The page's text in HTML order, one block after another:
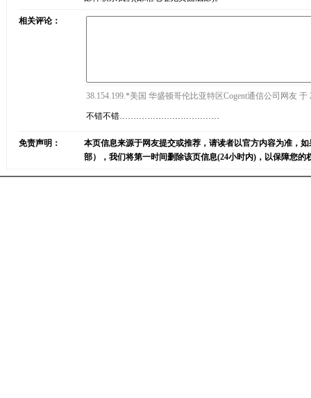
相关评论：
38.154.199.*美国 华盛顿哥伦比亚特区Cogent通信公司网友 于
不错不错………………………………
免责声明：
本页信息来源于网友提交或推荐，请读者以官方内容为准，
部），我们将第一时间删除该页信息(24小时内)，以保障您的